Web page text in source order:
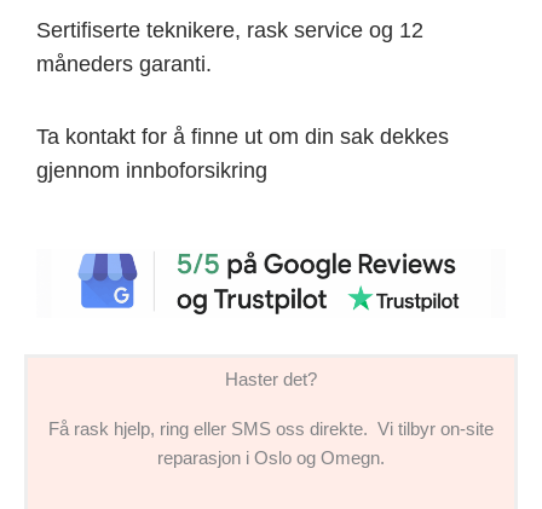
Sertifiserte teknikere, rask service og 12
måneders garanti.
Ta kontakt for å finne ut om din sak dekkes
gjennom innboforsikring
Haster det?
Få rask hjelp, ring eller SMS oss direkte. Vi tilbyr on-site
reparasjon i Oslo og Omegn.